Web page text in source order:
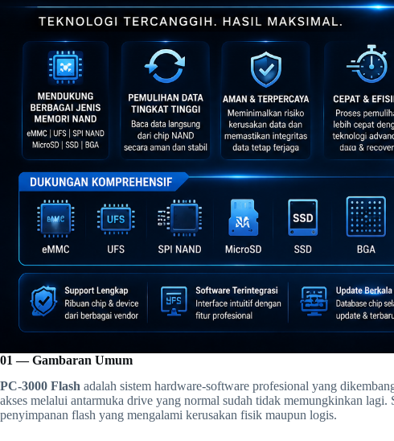
01 — Gambaran Umum
PC-3000 Flash adalah sistem hardware-software profesional yang
akses melalui antarmuka drive yang normal sudah tidak memungkinkan
penyimpanan flash yang mengalami kerusakan fisik maupun logis.